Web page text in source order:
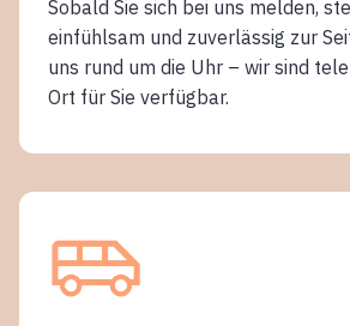
Sobald Sie sich bei uns melden,
einfühlsam und zuverlässig zur
uns rund um die Uhr – wir sind
Ort für Sie verfügbar.